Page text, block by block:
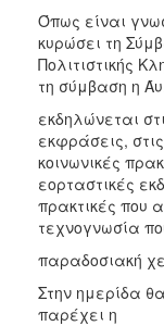
Όπως είναι
κυρώσει τη
Πολιτιστικής
τη σύμβαση η
εκδηλώνεται
εκφράσεις,
κοινωνικές
εορταστικές
πρακτικές που
τεχνογνωσία
παραδοσιακή
Στην ημερίδα
παρέχει η